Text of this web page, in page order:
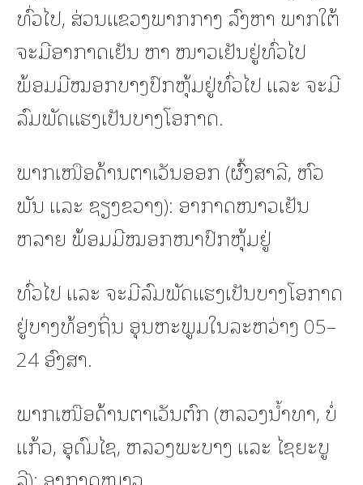
ທົ່ວໄປ, ສ່ວນແຂວງພາກກາງ ລົງຫາ ພາກໃຕ້
ຈະມີອາກາດເຢັນ ຫາ ໜາວເຢັນຢູ່ທົ່ວໄປ
ພ້ອມມີໝອກບາງປົກຫຸ້ມຢູ່ທົ່ວໄປ ແລະ ຈະມີ
ລົມພັດແຮງເປັນບາງໂອກາດ.
ພາກເໜືອດ້ານຕາເວັນອອກ (ຜົົ້ງສາລີ, ຫົວ
ພັນ ແລະ ຊຽງຂວາງ): ອາກາດໜາວເຢັນ
ຫລາຍ ພ້ອມມີໝອກໜາປົກຫຸ້ມຢູ່
ທົ່ວໄປ ແລະ ຈະມີລົມພັດແຮງເປັນບາງໂອກາດ
ຢູ່ບາງທ້ອງຖິ່ນ ອຸນຫະພູມໃນລະຫວ່າງ 05–
24 ອົງສາ.
ພາກເໜືອດ້ານຕາເວັນຕົກ (ຫລວງນໍ້າທາ, ບໍ່
ແກ້ວ, ອຸດົມໄຊ, ຫລວງພະບາງ ແລະ ໄຊຍະບູ
ລີ): ອາກາດໜາວ